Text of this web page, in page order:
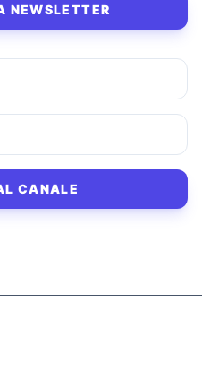
NEWSLETTER
CANALE